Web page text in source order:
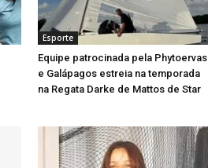
Esporte
Equipe patrocinada pela Phytoervas
e Galápagos estreia na temporada
na Regata Darke de Mattos de Star